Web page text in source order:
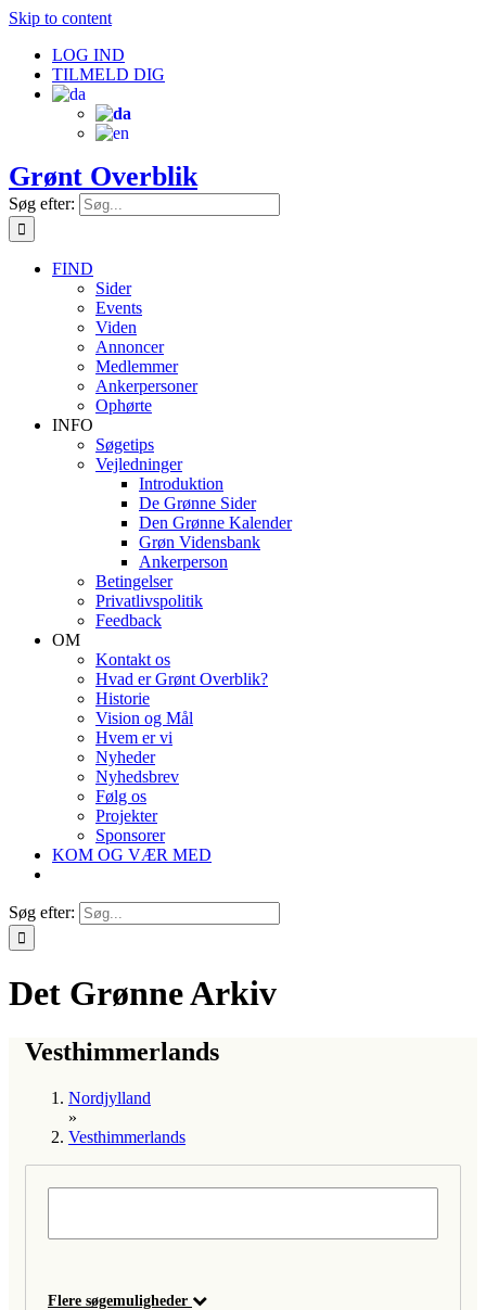
Skip to content
LOG IND
TILMELD DIG
Grønt Overblik
Søg efter:
FIND
Sider
Events
Viden
Annoncer
Medlemmer
Ankerpersoner
Ophørte
INFO
Søgetips
Vejledninger
Introduktion
De Grønne Sider
Den Grønne Kalender
Grøn Vidensbank
Ankerperson
Betingelser
Privatlivspolitik
Feedback
OM
Kontakt os
Hvad er Grønt Overblik?
Historie
Vision og Mål
Hvem er vi
Nyheder
Nyhedsbrev
Følg os
Projekter
Sponsorer
KOM OG VÆR MED
Søg efter:
Det Grønne Arkiv
Vesthimmerlands
Nordjylland
»
Vesthimmerlands
Flere søgemuligheder